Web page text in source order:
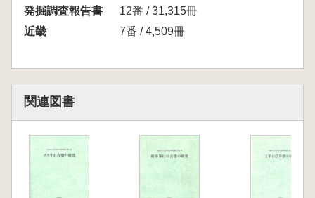
<目次>
第1章 序論
第2節 玉手山1号墳の立地と現状
第3章 調査の成果
第2節 後円部の調査成果
発掘調査報告書
12番 / 31,315冊
近畿
7番 / 4,509冊
関連図書